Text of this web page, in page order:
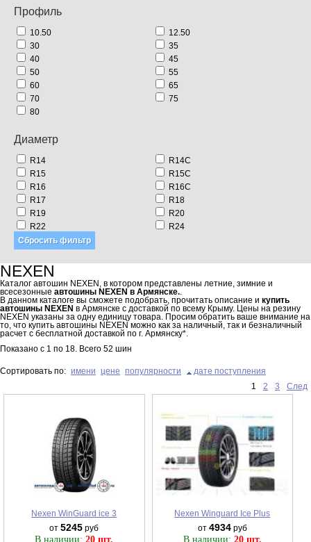
Профиль
10.50
12.50
30
35
40
45
50
55
60
65
70
75
80
Диаметр
R14
R14C
R15
R15C
R16
R16C
R17
R18
R19
R20
R22
R24
NEXEN
Каталог автошин NEXEN, в котором представлены летние, зимние и
всесезонные автошины NEXEN в Армянске.
В данном каталоге вы сможете подобрать, прочитать описание и купить
автошины NEXEN в Армянске с доставкой по всему Крыму. Цены на резину
NEXEN указаны за одну единицу товара. Просим обратить ваше внимание на
то, что купить автошины NEXEN можно как за наличный, так и безналичный
расчет с бесплатной доставкой по г. Армянску*.
Показано с 1 по 18 . Всего 52 шин
Сортировать по: имени цене популярности
дате поступления
1
2 3 След
Nexen WinGuard ice 3
от5245 руб
В наличии:20 шт.
Nexen Winguard Ice Plus
от 4934руб
В наличии: 20 шт.